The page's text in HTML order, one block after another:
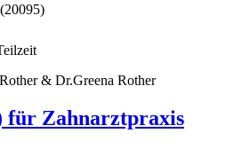
(20095)
& Dr.Greena Rother
für Zahnarztpraxis